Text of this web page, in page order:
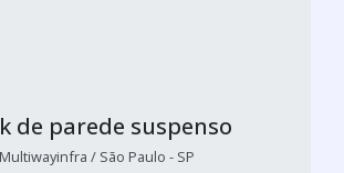
de parede suspenso
Multiwayinfra / São Paulo - SP